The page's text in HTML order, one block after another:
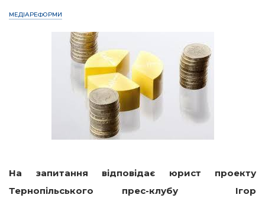
МЕДІАРЕФОРМИ
На запитання відповідає юрист проекту
Тернопільського прес-клубу Ігор